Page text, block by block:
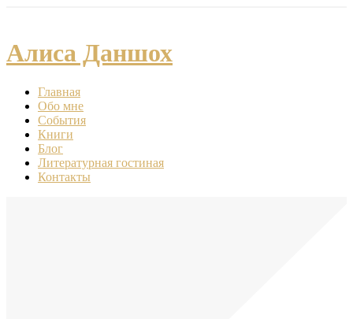
Алиса Даншох
Главная
Обо мне
События
Книги
Блог
Литературная гостиная
Контакты